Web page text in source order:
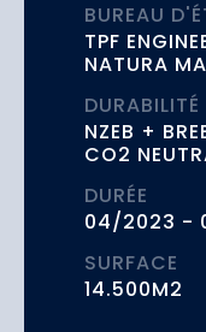
BUREAU
TPF
NATURA
DURABILITÉ
NZEB +
CO2
DURÉE
04/2023 -
SURFACE
14.500M2